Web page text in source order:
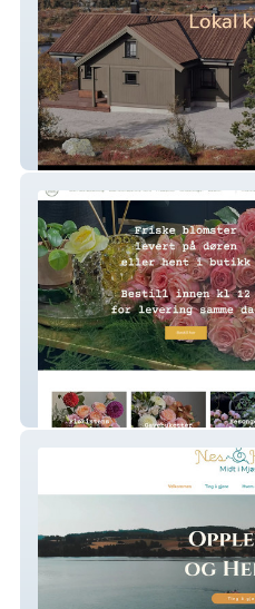
Blink Hytta Sigdal
Bjørvika Blomster